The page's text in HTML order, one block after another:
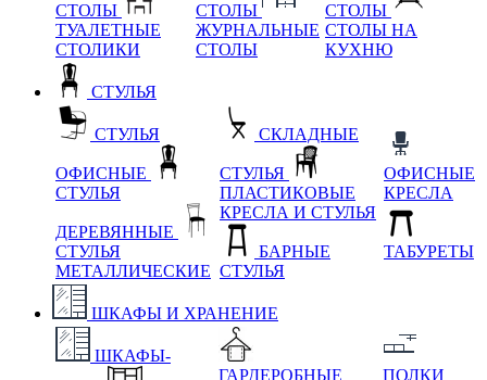
СТОЛЫ
ТУАЛЕТНЫЕ
СТОЛИКИ
СТОЛЫ
ЖУРНАЛЬНЫЕ
СТОЛЫ
СТОЛЫ
СТОЛЫ НА
КУХНЮ
СТУЛЬЯ
СТУЛЬЯ
ОФИСНЫЕ
СТУЛЬЯ
ДЕРЕВЯННЫЕ
СТУЛЬЯ
МЕТАЛЛИЧЕСКИЕ
СКЛАДНЫЕ
СТУЛЬЯ
ПЛАСТИКОВЫЕ
КРЕСЛА И СТУЛЬЯ
БАРНЫЕ
СТУЛЬЯ
ОФИСНЫЕ
КРЕСЛА
ТАБУРЕТЫ
ШКАФЫ И ХРАНЕНИЕ
ШКАФЫ-
ГАРДЕРОБНЫЕ
ПОЛКИ